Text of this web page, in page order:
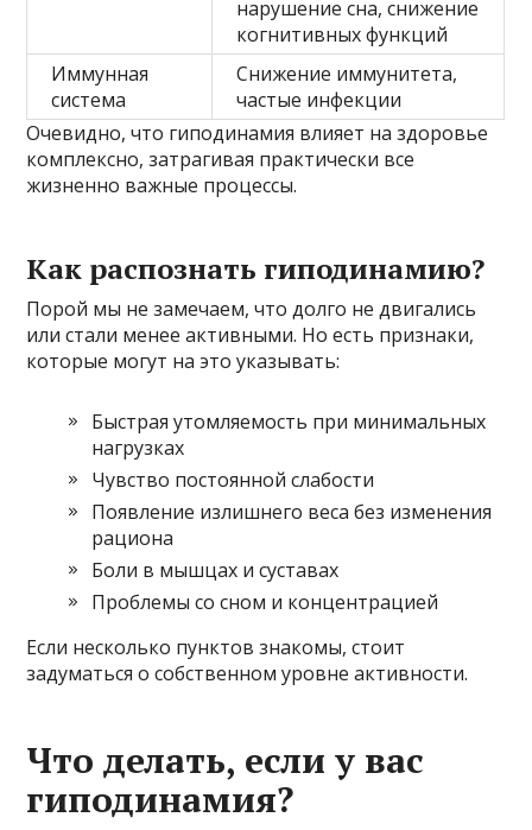
нарушение сна, снижение
когнитивных функций
Иммунная
система
Снижение иммунитета,
частые инфекции
Очевидно, что гиподинамия влияет на здоровье
комплексно, затрагивая практически все
жизненно важные процессы.
Как распознать гиподинамию?
Порой мы не замечаем, что долго не двигались
или стали менее активными. Но есть признаки,
которые могут на это указывать:
Быстрая утомляемость при минимальных
нагрузках
Чувство постоянной слабости
Появление излишнего веса без изменения
рациона
Боли в мышцах и суставах
Проблемы со сном и концентрацией
Если несколько пунктов знакомы, стоит
задуматься о собственном уровне активности.
Что делать, если у вас
гиподинамия?